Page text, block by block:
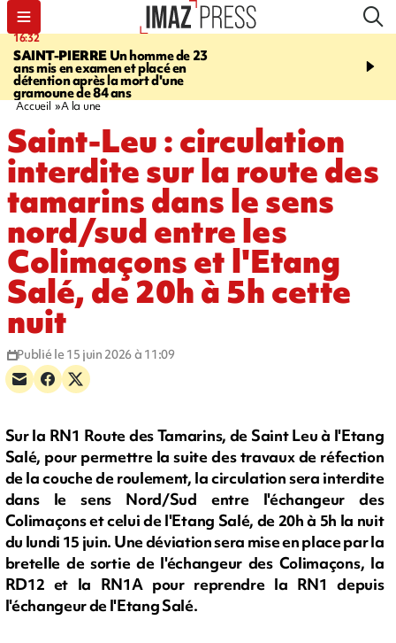
16:32
SAINT-PIERREUn homme de 23
ans mis en examen et placé en
détention après la mort d'une
gramoune de 84 ans
21:08
et Turquie scellent un
Accueil A la une
Saint-Leu : circulation
interdite sur la route des
tamarins dans le sens
nord/sud entre les
Colimaçons et l'Etang
Salé, de 20h à 5h cette
nuit
Publié le 15 juin 2026 à 11:09
Sur la RN1 Route des Tamarins, de Saint Leu à l'Etang
Salé, pour permettre la suite des travaux de réfection
de la couche de roulement, la circulation sera interdite
dans le sens Nord/Sud entre l'échangeur des
Colimaçons et celui de l'Etang Salé, de 20h à 5h la nuit
du lundi 15 juin. Une déviation sera mise en place par la
bretelle de sortie de l'échangeur des Colimaçons, la
RD12 et la RN1A pour reprendre la RN1 depuis
l'échangeur de l'Etang Salé.